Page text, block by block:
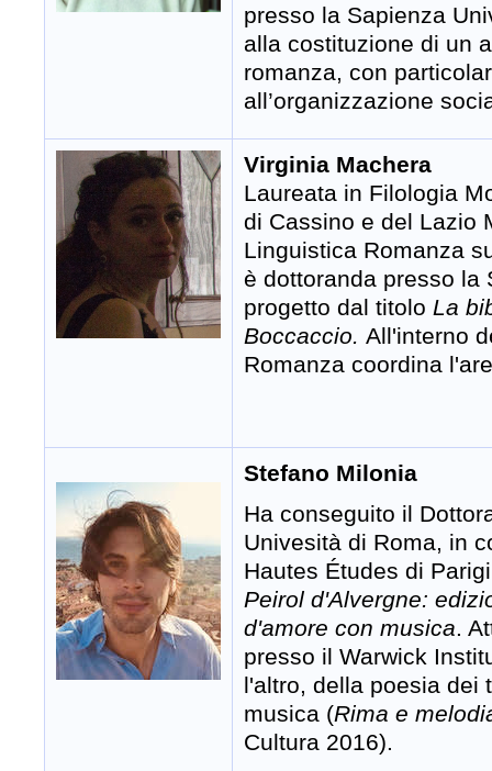
presso la Sapienza
alla costituzione di un
romanza, con
all’organizzazione
Virginia Machera
Laureata in Filologia
di Cassino e del Lazio
Linguistica Romanza
è dottoranda presso la
progetto dal titolo La
Boccaccio. All'interno
Romanza coordina
Stefano Milonia
Ha conseguito il
Univesità di Roma, in
Hautes Études di
Peirol d'Alvergne:
d'amore con musica.
presso il Warwick
l'altro, della poesia dei
musica (Rima e
Cultura 2016).